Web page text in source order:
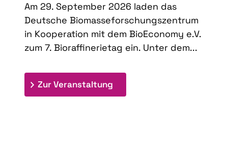
Am 29. September 2026 laden das
Deutsche Biomasseforschungszentrum
in Kooperation mit dem BioEconomy e.V.
zum 7. Bioraffinerietag ein. Unter dem...
Zur Veranstaltung